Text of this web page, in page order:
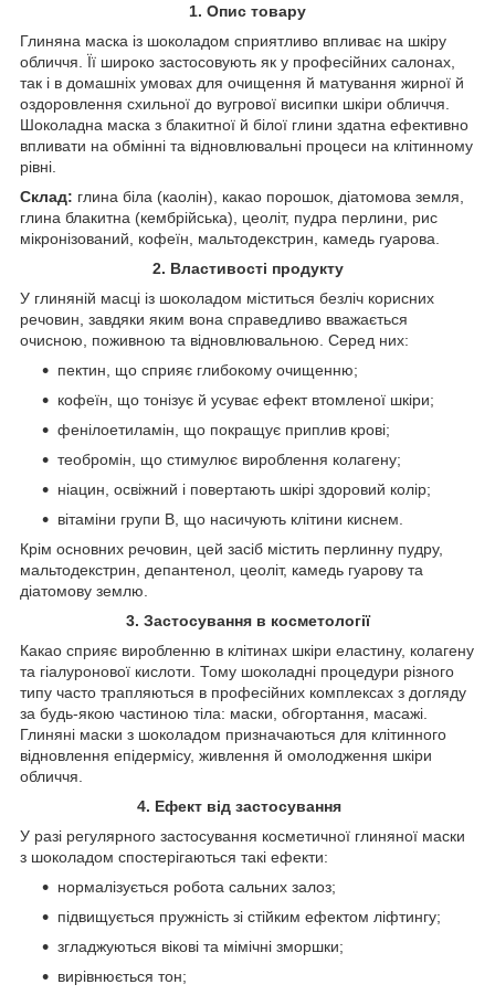
1. Опис товару
Глиняна маска із шоколадом сприятливо впливає на шкіру
обличчя. Її широко застосовують як у професійних салонах,
так і в домашніх умовах для очищення й матування жирної й
оздоровлення схильної до вугрової висипки шкіри обличчя.
Шоколадна маска з блакитної й білої глини здатна ефективно
впливати на обмінні та відновлювальні процеси на клітинному
рівні.
Склад: глина біла (каолін), какао порошок, діатомова земля,
глина блакитна (кембрійська), цеоліт, пудра перлини, рис
мікронізований, кофеїн, мальтодекстрин, камедь гуарова.
2. Властивості продукту
У глиняній масці із шоколадом міститься безліч корисних
речовин, завдяки яким вона справедливо вважається
очисною, поживною та відновлювальною. Серед них:
пектин, що сприяє глибокому очищенню;
кофеїн, що тонізує й усуває ефект втомленої шкіри;
фенілоетиламін, що покращує приплив крові;
теобромін, що стимулює вироблення колагену;
ніацин, освіжний і повертають шкірі здоровий колір;
вітаміни групи B, що насичують клітини киснем.
Крім основних речовин, цей засіб містить перлинну пудру,
мальтодекстрин, депантенол, цеоліт, камедь гуарову та
діатомову землю.
3. Застосування в косметології
Какао сприяє виробленню в клітинах шкіри еластину, колагену
та гіалуронової кислоти. Тому шоколадні процедури різного
типу часто трапляються в професійних комплексах з догляду
за будь-якою частиною тіла: маски, обгортання, масажі.
Глиняні маски з шоколадом призначаються для клітинного
відновлення епідермісу, живлення й омолодження шкіри
обличчя.
4. Ефект від застосування
У разі регулярного застосування косметичної глиняної маски
з шоколадом спостерігаються такі ефекти:
нормалізується робота сальних залоз;
підвищується пружність зі стійким ефектом ліфтингу;
згладжуються вікові та мімічні зморшки;
вирівнюється тон;